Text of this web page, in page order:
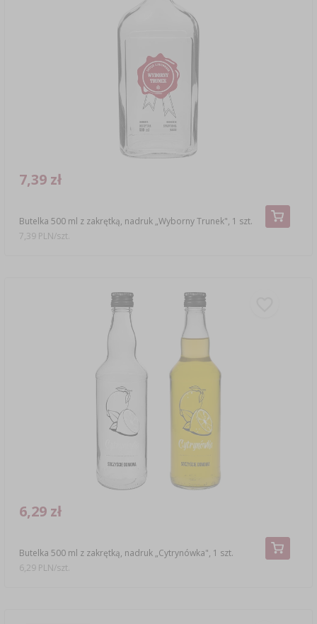
Butelka 500 ml z zakrętką, nadruk „Wyborny Trunek", 1 szt.
7,39 zł
7,39 PLN/szt.
Butelka 500 ml z zakrętką, nadruk „Cytrynówka", 1 szt.
6,29 zł
6,29 PLN/szt.